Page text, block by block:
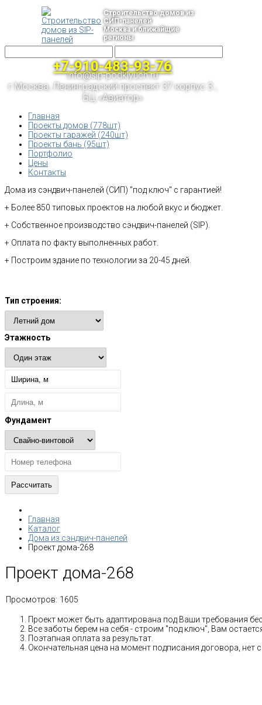
Строительство домов из
СИП-панелей
Москва и ближайщие
регионы
+7-910-483-93-76
info@sip-podklyuch.ru
г.Москва, Ленинградский проспект 37 корпус 3 ,
БЦ «Авиатор»
Главная
Проекты домов (778шт)
Проекты гаражей (240шт)
Проекты бань (95шт)
Портфолио
Цены
Контакты
Дома из сэндвич-панелей (СИП) "под ключ" с гарантией!
+ Более 850 типовых проектов на любой вкус и бюджет.
+ Собственное производство сэндвич-панелей (SIP).
+ Оплата по факту выполненных работ.
+ Построим здание по технологии за 20-45 дней.
Тип строения:
Этажность
Фундамент
Главная
Каталог
Дома из сэндвич-панелей
Проект дома-268
Проект дома-268
Просмотров: 1605
Проект может быть адаптирована под Ваши требования
Все заботы берем на себя - строим "под ключ", Вам
Поэтапная оплата за результат.
Окончательная цена на момент подписания договора, нет